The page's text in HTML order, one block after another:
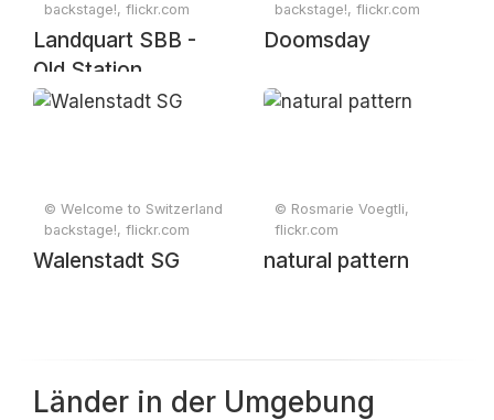
backstage!, flickr.com
Landquart SBB -
Old Station
backstage!, flickr.com
Doomsday
© Welcome to Switzerland
backstage!, flickr.com
Walenstadt SG
© Rosmarie Voegtli,
flickr.com
natural pattern
Länder in der Umgebung